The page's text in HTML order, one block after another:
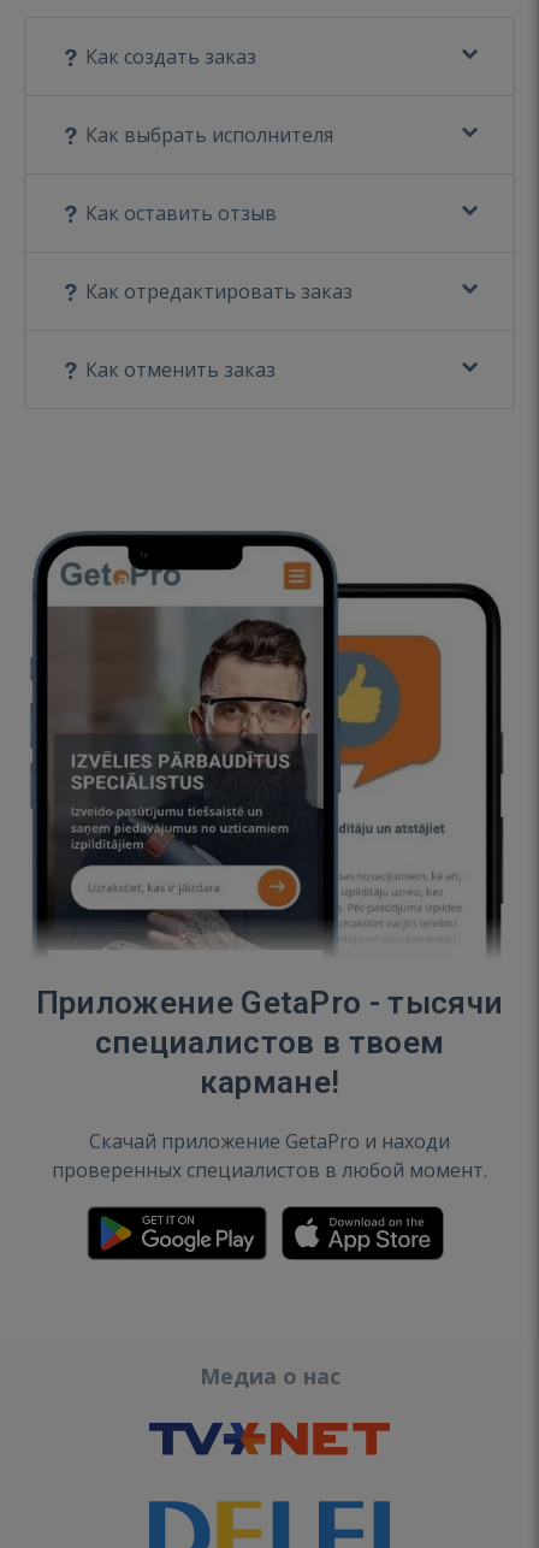
Как создать заказ
Как выбрать исполнителя
Как оставить отзыв
Как отредактировать заказ
Как отменить заказ
Приложение GetaPro - тысячи
специалистов в твоем
кармане!
Скачай приложение GetaPro и находи
проверенных специалистов в любой момент.
Медиа о нас